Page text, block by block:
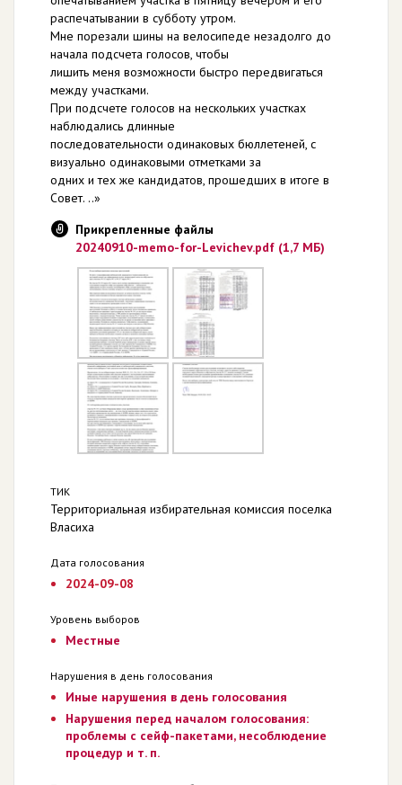
распечатывании в субботу утром.
Мне порезали шины на велосипеде незадолго до
начала подсчета голосов, чтобы
лишить меня возможности быстро передвигаться
между участками.
При подсчете голосов на нескольких участках
наблюдались длинные
последовательности одинаковых бюллетеней, с
визуально одинаковыми отметками за
одних и тех же кандидатов, прошедших в итоге в
Совет. ..»
Прикрепленные файлы
20240910-memo-for-Levichev.pdf (1,7 МБ)
ТИК
Территориальная избирательная комиссия поселка
Власиха
Дата голосования
2024-09-08
Уровень выборов
Местные
Нарушения в день голосования
Иные нарушения в день голосования
Нарушения перед началом голосования:
проблемы с сейф-пакетами, несоблюдение
процедур и т. п.